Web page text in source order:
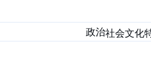
政治社会文化